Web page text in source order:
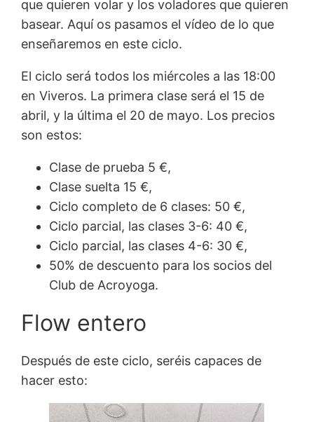
que quieren volar y los voladores que quieren
basear. Aquí os pasamos el vídeo de lo que
enseñaremos en este ciclo.
El ciclo será todos los miércoles a las 18:00
en Viveros. La primera clase será el 15 de
abril, y la última el 20 de mayo. Los precios
son estos:
Clase de prueba 5 €,
Clase suelta 15 €,
Ciclo completo de 6 clases: 50 €,
Ciclo parcial, las clases 3-6: 40 €,
Ciclo parcial, las clases 4-6: 30 €,
50% de descuento para los socios del
Club de Acroyoga.
Flow entero
Después de este ciclo, seréis capaces de
hacer esto: